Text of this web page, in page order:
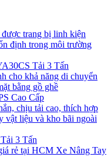
Tải 3 Tấn
Cao Cấp
3 Tấn
Xe Nâng Tay